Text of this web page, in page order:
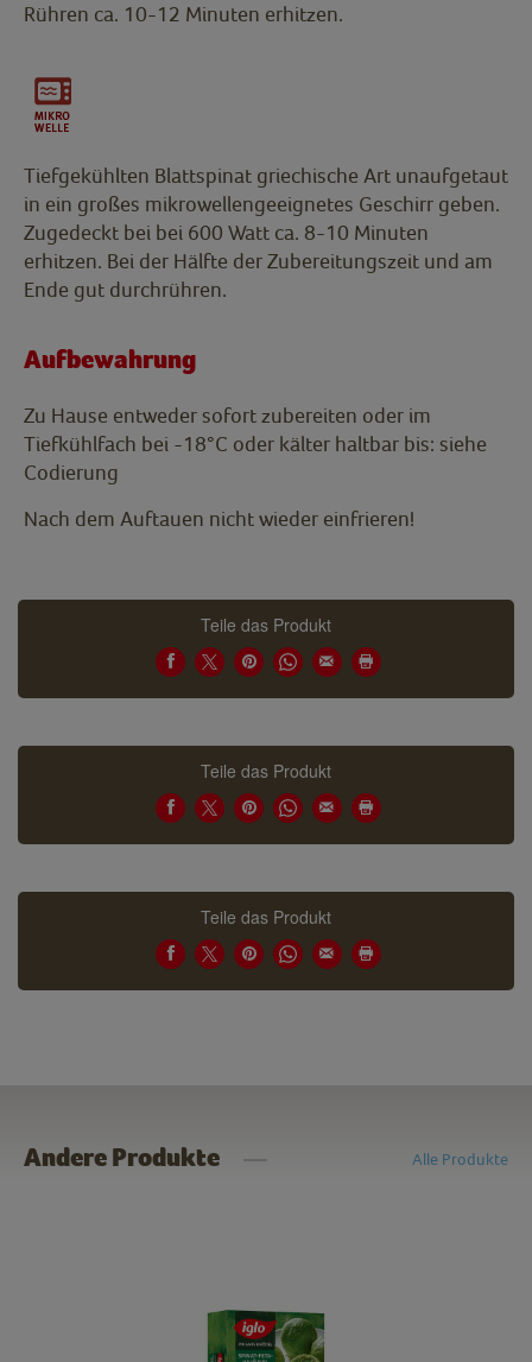
Rühren ca. 10-12 Minuten erhitzen.
Tiefgekühlten Blattspinat griechische Art unaufgetaut
in ein großes mikrowellengeeignetes Geschirr geben.
Zugedeckt bei bei 600 Watt ca. 8-10 Minuten
erhitzen. Bei der Hälfte der Zubereitungszeit und am
Ende gut durchrühren.
Aufbewahrung
Zu Hause entweder sofort zubereiten oder im
Tiefkühlfach bei -18°C oder kälter haltbar bis: siehe
Codierung
Nach dem Auftauen nicht wieder einfrieren!
Teile das Produkt
Teile das Produkt
Teile das Produkt
Andere Produkte Alle Produkte